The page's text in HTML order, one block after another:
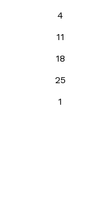
4
11
18
25
1